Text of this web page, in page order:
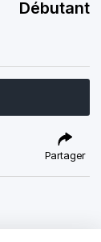
Débutant
Partager